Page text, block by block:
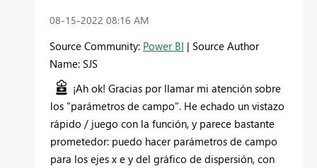
‎08-15-2022 08:16 AM
Source Community: Power BI | Source Author
Name: SJS
¡Ah ok! Gracias por llamar mi atención sobre
los "parámetros de campo". He echado un vistazo
rápido / juego con la función, y parece bastante
prometedor: puedo hacer parámetros de campo
para los ejes x e y del gráfico de dispersión, con